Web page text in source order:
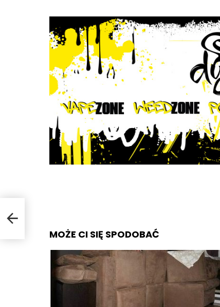
MOŻE CI SIĘ SPODOBAĆ